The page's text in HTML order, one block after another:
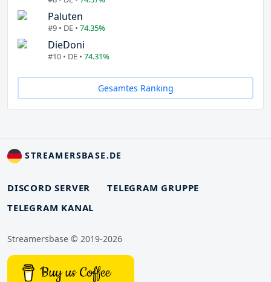
Paluten
#9 • DE • 74.35%
DieDoni
#10 • DE • 74.31%
Gesamtes Ranking
STREAMERSBASE.DE
DISCORD SERVER
TELEGRAM GRUPPE
TELEGRAM KANAL
Streamersbase © 2019-2026
Buy us Coffee